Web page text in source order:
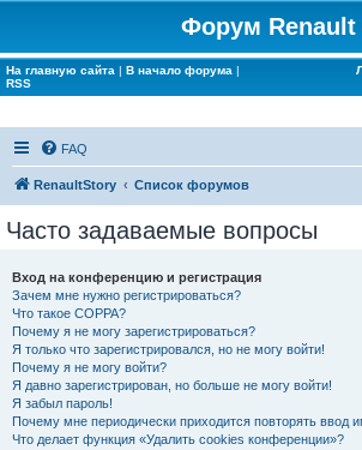
Форум Renault
На главную сайта | В начало форума |
RSS
FAQ
RenaultStory Список форумов
Часто задаваемые вопросы
Вход на конференцию и регистрация
Зачем мне нужно регистрироваться?
Что такое COPPA?
Почему я не могу зарегистрироваться?
Я только что зарегистрировался, но не могу войти!
Почему я не могу войти?
Я давно зарегистрирован, но больше не могу войти!
Я забыл пароль!
Почему мне периодически приходится повторять ввод
Что делает функция «Удалить cookies конференции»?